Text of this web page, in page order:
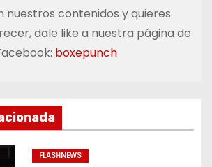
nuestros contenidos y quieres
dale like a nuestra página de
boxepunch
FLASHNEWS